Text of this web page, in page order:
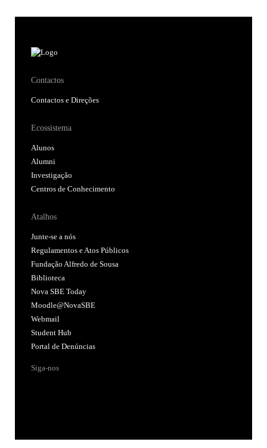
Contactos
Contactos e Direções
Ecossistema
Alunos
Alumni
Investigação
Centros de Conhecimento
Atalhos
Junte-se a nós
Regulamentos e Atos Públicos
Fundação Alfredo de Sousa
Biblioteca
Nova SBE Today
Moodle@NovaSBE
Webmail
Student Hub
Portal de Denúncias
Siga-nos